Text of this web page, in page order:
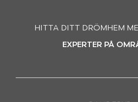
HITTA DITT DRÖMHEM
EXPERTER PÅ